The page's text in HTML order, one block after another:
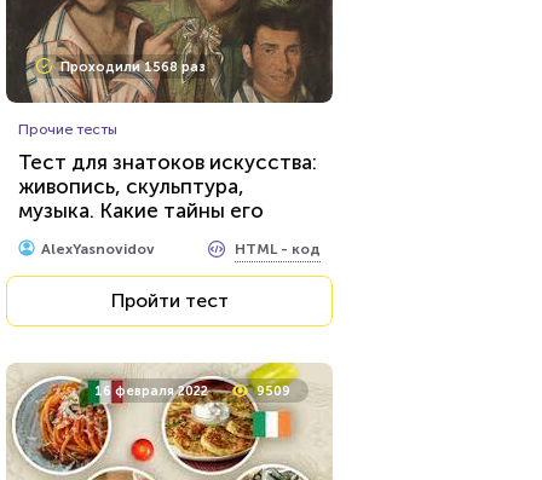
Проходили 1568 раз
Прочие тесты
Тест для знатоков искусства:
живопись, скульптура,
музыка. Какие тайны его
великих творцов вам
известны?
AlexYasnovidov HTML - код
Пройти тест
16 февраля 2022 9509